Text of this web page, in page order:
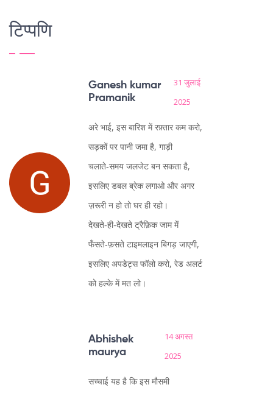
टिप्पणि
Ganesh kumar
Pramanik
31 जुलाई
2025
अरे भाई, इस बारिश में रफ़्तार कम करो,
सड़कों पर पानी जमा है, गाड़ी
चलाते‑समय जलजेट बन सकता है,
इसलिए डबल ब्रेक लगाओ और अगर
ज़रूरी न हो तो घर ही रहो।
देखते‑ही‑देखते ट्रैफ़िक जाम में
फँसते‑फ़सते टाइमलाइन बिगड़ जाएगी,
इसलिए अपडेट्स फॉलो करो, रेड अलर्ट
को हल्के में मत लो।
Abhishek
maurya
14 अगस्त
2025
सच्चाई यह है कि इस मौसमी